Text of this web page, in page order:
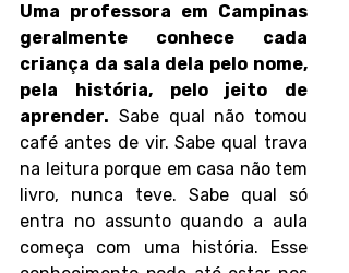
Uma professora em Campinas
geralmente conhece cada
criança da sala dela pelo nome,
pela história, pelo jeito de
aprender. Sabe qual não tomou
café antes de vir. Sabe qual trava
na leitura porque em casa não tem
livro, nunca teve. Sabe qual só
entra no assunto quando a aula
começa com uma história. Esse